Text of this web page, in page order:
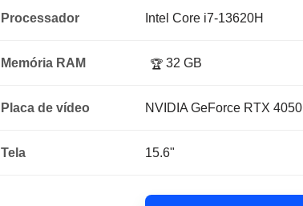
Processador Intel Core i7-13620H
Memória RAM 🏆 32 GB
Placa de vídeo NVIDIA GeForce RTX 4050
Tela 15.6"